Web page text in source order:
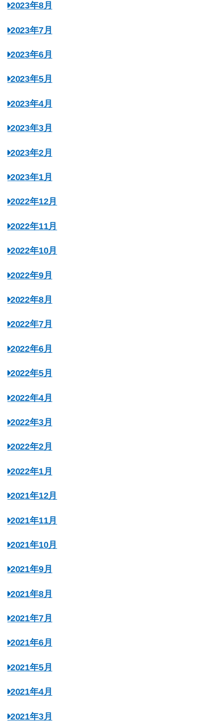
2023年8月
2023年7月
2023年6月
2023年5月
2023年4月
2023年3月
2023年2月
2023年1月
2022年12月
2022年11月
2022年10月
2022年9月
2022年8月
2022年7月
2022年6月
2022年5月
2022年4月
2022年3月
2022年2月
2022年1月
2021年12月
2021年11月
2021年10月
2021年9月
2021年8月
2021年7月
2021年6月
2021年5月
2021年4月
2021年3月